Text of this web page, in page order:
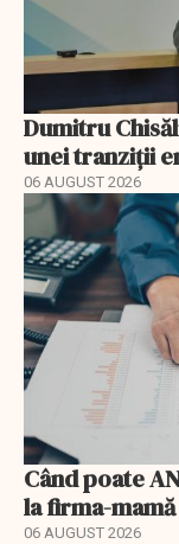
Dumitru
unei tranziții
06 AUGUST 2026
Când poate
la firma-
06 AUGUST 2026